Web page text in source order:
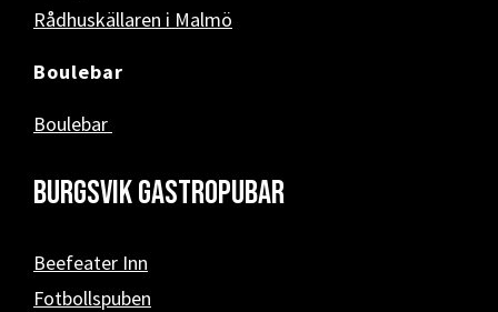
Rådhuskällaren i Malmö
Boulebar
Boulebar
Burgsvik Gastropubar
Beefeater Inn
Fotbollspuben